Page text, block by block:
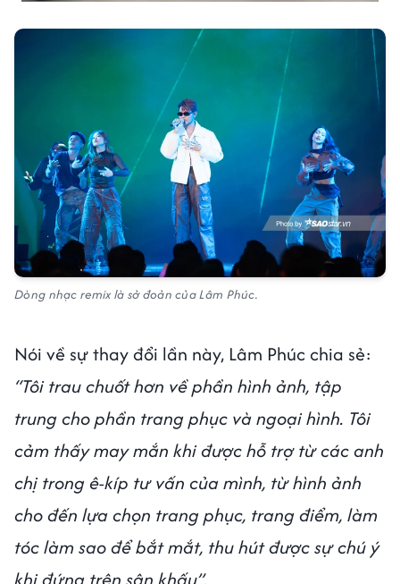
Dòng nhạc remix là sở đoản của Lâm Phúc.
Nói về sự thay đổi lần này, Lâm Phúc chia sẻ:
“Tôi trau chuốt hơn về phần hình ảnh, tập
trung cho phần trang phục và ngoại hình. Tôi
cảm thấy may mắn khi được hỗ trợ từ các anh
chị trong ê-kíp tư vấn của mình, từ hình ảnh
cho đến lựa chọn trang phục, trang điểm, làm
tóc làm sao để bắt mắt, thu hút được sự chú ý